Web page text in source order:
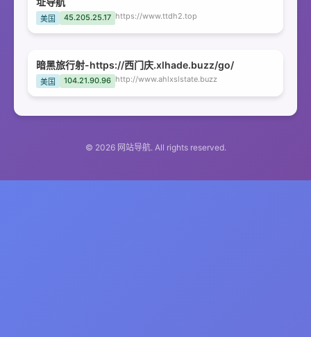
美国 45.205.25.17 https://www.ttdh2.top
暗黑旅行射-https://西门庆.xlhade.buzz/go/
美国 104.21.90.96 http://www.ahlxslstate.buzz
© 2026 网站导航. All rights reserved.